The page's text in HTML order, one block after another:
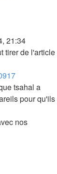
21:34
tirer de l'article
tsahal a
pour qu'ils
nos